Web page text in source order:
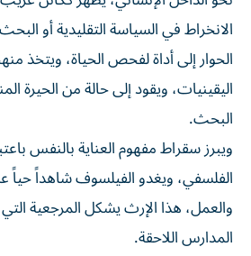
الانخراط في السياسة التقليدية أو
الحوار إلى أداة لفحص الحياة، ويتخذ
اليقينيات، ويقود إلى حالة من الحيرة
البحث.
ويبرز سقراط مفهوم العناية بالنفس
الفلسفي، ويغدو الفيلسوف شاهداً حياً
والعمل، هذا الإرث يشكل المرجعية
المدارس اللاحقة.